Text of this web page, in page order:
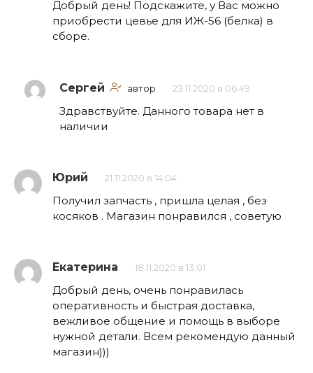
Добрый день! Подскажите, у Вас можно
приобрести цевье для ИЖ-56 (белка) в
сборе.
Сергей автор 23.11.2020 в 06:49
Здравствуйте. Данного товара нет в
наличии
Юрий 21.11.2020 в 14:04
Получил запчасть , пришла целая , без
косяков . Магазин понравился , советую
Екатерина 18.11.2020 в 13:01
Добрый день, очень понравилась
оперативность и быстрая доставка,
вежливое общение и помощь в выборе
нужной детали. Всем рекомендую данный
магазин)))